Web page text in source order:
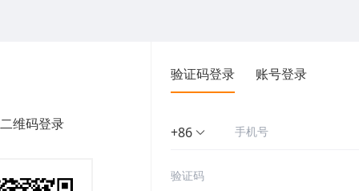
维码登录
验证码登录 账号登录
+86